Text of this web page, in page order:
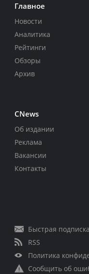
Главное
Новости
Аналитика
Рейтинги
Обзоры
Архив
CNews
Об издании
Реклама
Вакансии
Контакты
Быстрая
RSS
Политика
Сообщить об